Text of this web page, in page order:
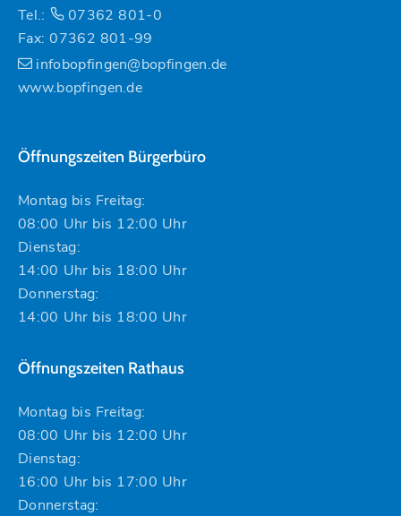
Tel.:
07362 801-0
Fax: 07362 801-99
infobopfingen@bopfingen.de
www.bopfingen.de
Öffnungszeiten Bürgerbüro
Montag bis Freitag:
08:00 Uhr bis 12:00 Uhr
Dienstag:
14:00 Uhr bis 18:00 Uhr
Donnerstag:
14:00 Uhr bis 18:00 Uhr
Öffnungszeiten Rathaus
Montag bis Freitag:
08:00 Uhr bis 12:00 Uhr
Dienstag:
16:00 Uhr bis 17:00 Uhr
Donnerstag: